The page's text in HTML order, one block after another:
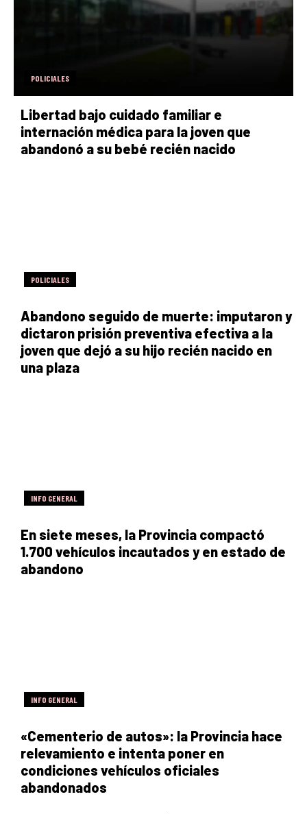
POLICIALES
Libertad bajo cuidado familiar e
internación médica para la joven que
abandonó a su bebé recién nacido
POLICIALES
Abandono seguido de muerte: imputaron y
dictaron prisión preventiva efectiva a la
joven que dejó a su hijo recién nacido en
una plaza
INFO GENERAL
En siete meses, la Provincia compactó
1.700 vehículos incautados y en estado de
abandono
INFO GENERAL
«Cementerio de autos»: la Provincia hace
relevamiento e intenta poner en
condiciones vehículos oficiales
abandonados